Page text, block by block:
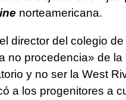
norteamericana.
director del colegio
no procedencia» de
y no ser la West
a los progenitores a